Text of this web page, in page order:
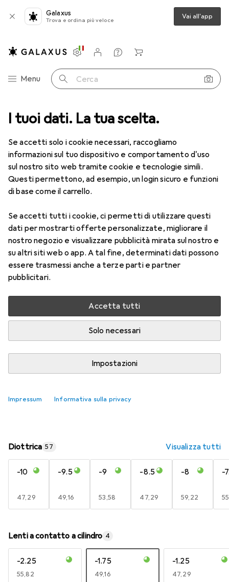
I tuoi dati. La tua scelta.
Se accetti solo i cookie necessari, raccogliamo
informazioni sul tuo dispositivo e comportamento d'uso
sul nostro sito web tramite cookie e tecnologie simili.
Questi permettono, ad esempio, un login sicuro e funzioni
di base come il carrello.
Se accetti tutti i cookie, ci permetti di utilizzare questi
dati per mostrarti offerte personalizzate, migliorare il
nostro negozio e visualizzare pubblicità mirata sul nostro e
su altri siti web o app. A tal fine, determinati dati possono
essere trasmessi anche a terze parti e partner
pubblicitari.
Accetta tutti
Solo necessari
Impostazioni
Impressum Informativa sulla privacy
Galaxus
Trova e ordina più veloce Vai all'app
Categoria Navigazione
Menu Cerca
Impostazioni
Conto cliente
Liste di confronto
Liste dei desideri
Carrello
Lenti a contatto Air Optix più HydraGlyde per l'astigmatismo
1 Immagine
Air Optix più HydraGlyde per
-2.25, Obiettivo mensile, 6 pz., Torico
Prezzo in EUR IVA incl.
EUR
49,16 EUR
8,20/1pz.
Consegna tra ven, 14/8 e mar, 18/8
Più di 10 pezzi in stock presso il fornitore
Aggiungi al carrello
Diottrica 57 Visualizza tutti
-10
EUR
47,29
-9.5
EUR
49,16
-9
EUR
53,58
-8.5
EUR
47,29
-8
EUR
59,22
-
Lenti a contatto a cilindro 4
-2.25
EUR
55,82
-1.75
EUR
49,16
-1.25
EUR
47,29